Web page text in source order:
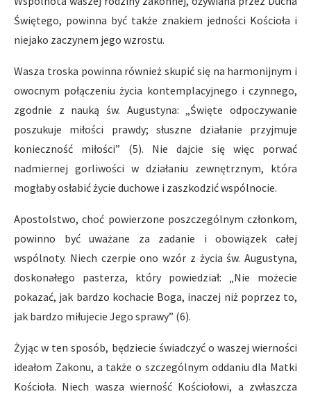
Świętego, powinna być także znakiem jedności Kościoła i
niejako zaczynem jego wzrostu.
Wasza troska powinna również skupić się na harmonijnym i
owocnym połączeniu życia kontemplacyjnego i czynnego,
zgodnie z nauką św. Augustyna: „Święte odpoczywanie
poszukuje miłości prawdy; słuszne działanie przyjmuje
konieczność miłości” (5). Nie dajcie się więc porwać
nadmiernej gorliwości w działaniu zewnętrznym, która
mogłaby osłabić życie duchowe i zaszkodzić wspólnocie.
Apostolstwo, choć powierzone poszczególnym członkom,
powinno być uważane za zadanie i obowiązek całej
wspólnoty. Niech czerpie ono wzór z życia św. Augustyna,
doskonałego pasterza, który powiedział: „Nie możecie
pokazać, jak bardzo kochacie Boga, inaczej niż poprzez to,
jak bardzo miłujecie Jego sprawy” (6).
Żyjąc w ten sposób, będziecie świadczyć o waszej wierności
ideałom Zakonu, a także o szczególnym oddaniu dla Matki
Kościoła. Niech wasza wierność Kościołowi, a zwłaszcza